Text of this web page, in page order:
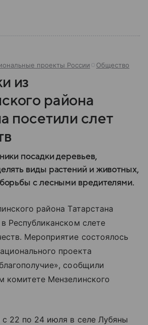
проекты России Общество
из
района
посетили слет
посадки деревьев,
виды растений и животных,
с лесными вредителями.
района Татарстана
Республиканском слете
Мероприятие состоялось
проекта
сообщили
комитете Мензелинского
22 по 24 июля в селе Лубяны